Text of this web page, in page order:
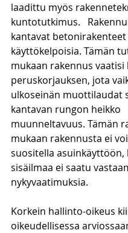
laadittu myös
kuntotutkimus.
kantavat
käyttökelpoisia. Tämän
mukaan rakennus vaatisi
peruskorjauksen, jota
ulkoseinän muottilaudat
kantavan rungon heikko
muunneltavuus. Tämän
mukaan rakennusta ei
suositella asuinkäyttöön,
sisäilmaa ei saatu
nykyvaatimuksia.
Korkein hallinto-oikeus
oikeudellisessa